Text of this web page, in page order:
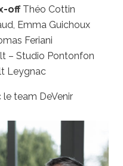
offThéo Cottin
Emma Guichoux
Feriani
– Studio Pontonfon
Leygnac
team DeVenir